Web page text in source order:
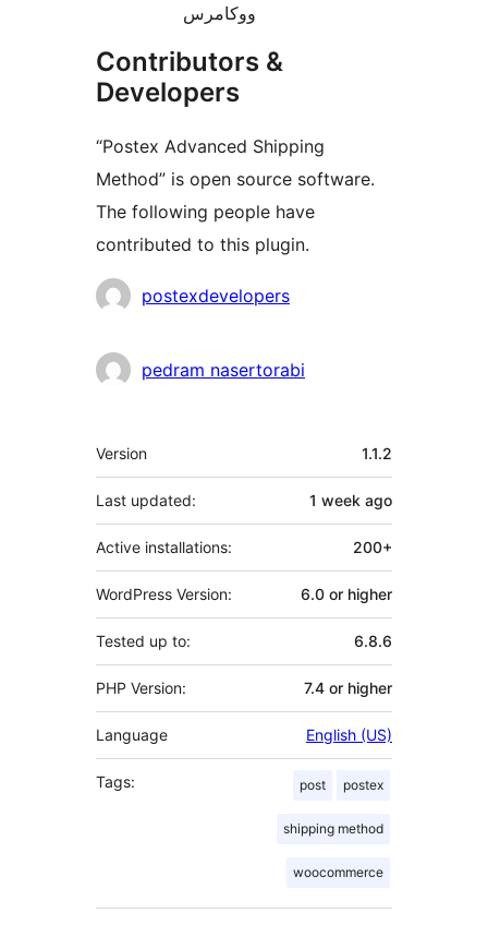
ووکامرس
Contributors &
Developers
“Postex Advanced Shipping
Method” is open source software.
The following people have
contributed to this plugin.
Contributors
postexdevelopers
pedram nasertorabi
Meta
Version 1.1.2
Last updated: 1 week ago
Active installations: 200+
WordPress Version: 6.0 or higher
Tested up to: 6.8.6
PHP Version: 7.4 or higher
Language English (US)
Tags: post postex
shipping method
woocommerce